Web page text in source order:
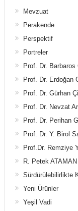
Mevzuat
Perakende
Perspektif
Portreler
Prof. Dr. Barbaros
Prof. Dr. Erdoğan
Prof. Dr. Gürhan
Prof. Dr. Nevzat
Prof. Dr. Perihan
Prof. Dr. Y. Birol
Prof.Dr. Remziye
R. Petek ATAMAN
Sürdürülebilirlikte
Yeni Ürünler
Yeşil Vadi